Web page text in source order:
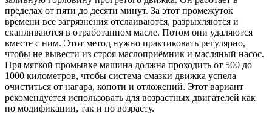
пределах от пяти до десяти минут. За этот промежуток
времени все загрязнения отслаиваются, разрыхляются и
скапливаются в отработанном масле. Потом они удаляются
вместе с ним. Этот метод нужно практиковать регулярно,
чтобы не вывести из строя маслоприёмник и масляный насос.
Пря мягкой промывке машина должна проходить от 500 до
1000 километров, чтобы система смазки движка успела
очиститься от нагара, копоти и отложений. Этот вариант
рекомендуется использовать для возрастных двигателей как
по модификации, так и по возрасту.